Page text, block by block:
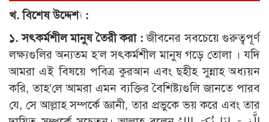
খ. বিশেষ উদ্দেশ্য :
১. সৎকর্মশীল মানুষ তৈরী করা : জীবনের সবচেয়ে গুরুত্বপূর্ণ
লক্ষ্যগুলির অন্যতম হ’ল সৎকর্মশীল মানুষ গড়ে তোলা । যদি
আমরা এই বিষয়ে পবিত্র কুরআন এবং ছহীহ সুন্নাহ অধ্যয়ন
করি, তাহ’লে আমরা এমন ব্যক্তির বৈশিষ্ট্যগুলি জানতে পারব
যে, সে আল্লাহ সম্পর্কে জ্ঞানী, তার প্রভুকে ভয় করে এবং তার